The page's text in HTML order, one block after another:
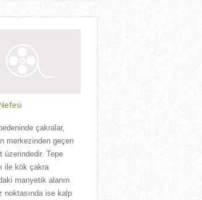
çakralar,
merkezinden geçen
üzerindedir. Tepe
ile kök çakra
manyetik alanın
noktasında ise kalp